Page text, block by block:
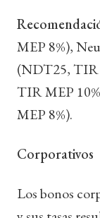
MEP 8%),
(NDT25, TIR
TIR MEP
MEP 8%).
Corporativos
Los bonos